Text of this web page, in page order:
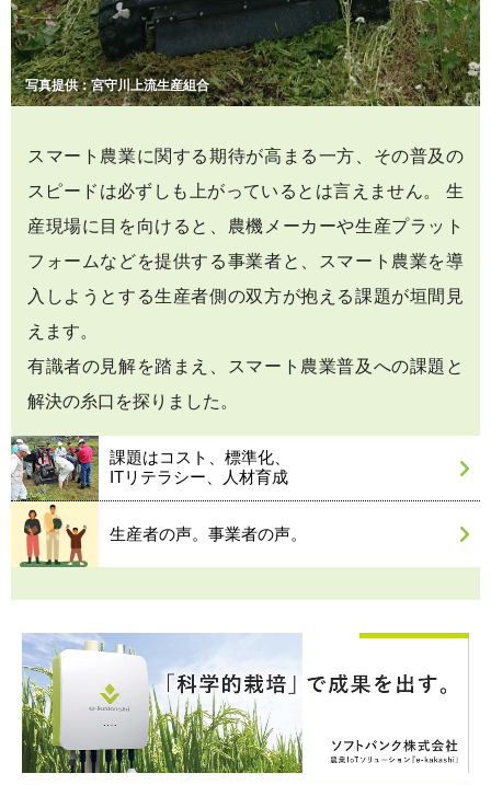
写真提供：宮守川上流生産組合
スマート農業に関する期待が高まる一方、その普及の
スピードは必ずしも上がっているとは言えません。 生
産現場に目を向けると、農機メーカーや生産プラット
フォームなどを提供する事業者と、スマート農業を導
入しようとする生産者側の双方が抱える課題が垣間見
えます。
有識者の見解を踏まえ、スマート農業普及への課題と
解決の糸口を探りました。
課題はコスト、標準化、
ITリテラシー、人材育成
生産者の声。事業者の声。